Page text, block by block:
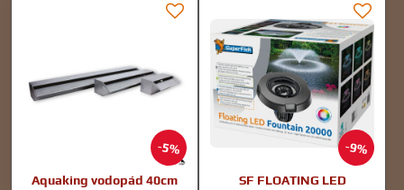
5%
Aquaking vodopád 40cm
9%
SF FLOATING LED